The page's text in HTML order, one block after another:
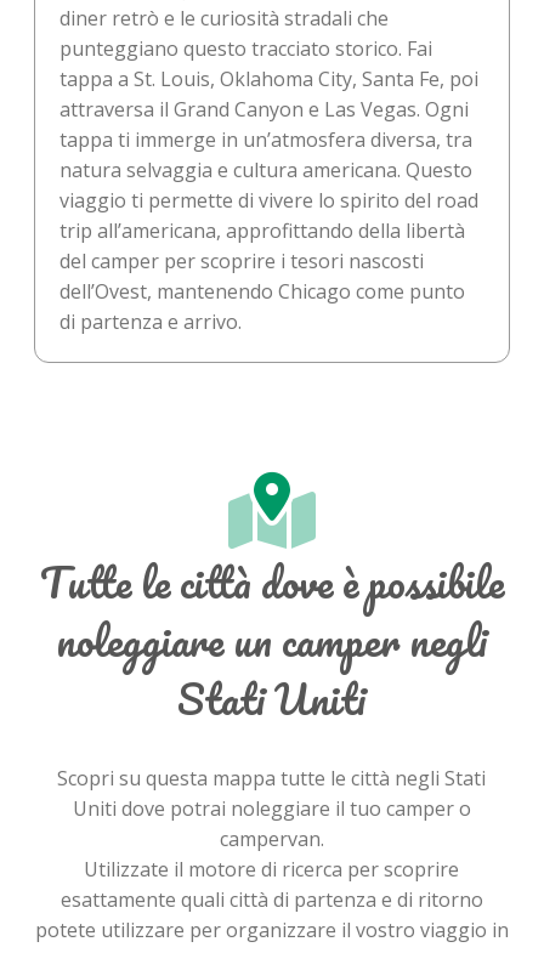
diner retrò e le curiosità stradali che
punteggiano questo tracciato storico. Fai
tappa a St. Louis, Oklahoma City, Santa Fe, poi
attraversa il Grand Canyon e Las Vegas. Ogni
tappa ti immerge in un’atmosfera diversa, tra
natura selvaggia e cultura americana. Questo
viaggio ti permette di vivere lo spirito del road
trip all’americana, approfittando della libertà
del camper per scoprire i tesori nascosti
dell’Ovest, mantenendo Chicago come punto
di partenza e arrivo.
Tutte le città dove è possibile
noleggiare un camper negli
Stati Uniti
Scopri su questa mappa tutte le città negli Stati
Uniti dove potrai noleggiare il tuo camper o
campervan.
Utilizzate il motore di ricerca per scoprire
esattamente quali città di partenza e di ritorno
potete utilizzare per organizzare il vostro viaggio in